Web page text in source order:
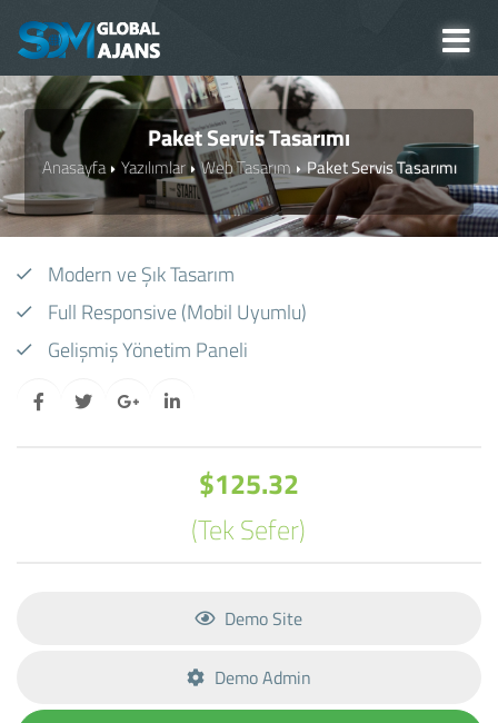
Paket Servis Tasarımı
Anasayfa Yazılımlar Web Tasarım Paket Servis Tasarımı
Modern ve Şık Tasarım
Full Responsive (Mobil Uyumlu)
Gelişmiş Yönetim Paneli
$125.32
(Tek Sefer)
Demo Site
Demo Admin